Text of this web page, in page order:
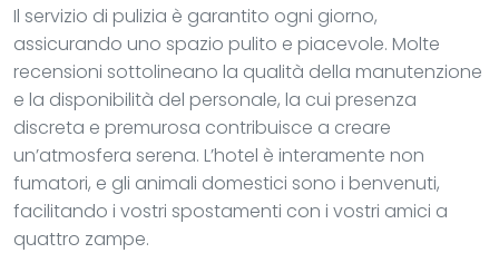
Il servizio di pulizia è garantito ogni giorno,
assicurando uno spazio pulito e piacevole. Molte
recensioni sottolineano la qualità della manutenzione
e la disponibilità del personale, la cui presenza
discreta e premurosa contribuisce a creare
un’atmosfera serena. L’hotel è interamente non
fumatori, e gli animali domestici sono i benvenuti,
facilitando i vostri spostamenti con i vostri amici a
quattro zampe.